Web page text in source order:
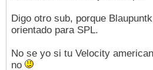
Digo otro sub, porque
orientado para SPL.
No se yo si tu Velocity
no